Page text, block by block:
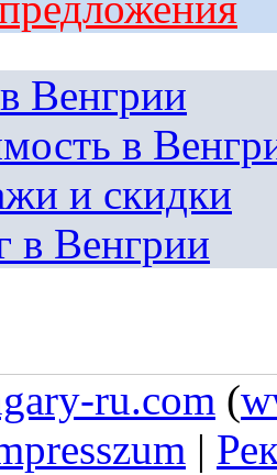
Венгрии
в
и скидки
Венгрии
ru.com (
|